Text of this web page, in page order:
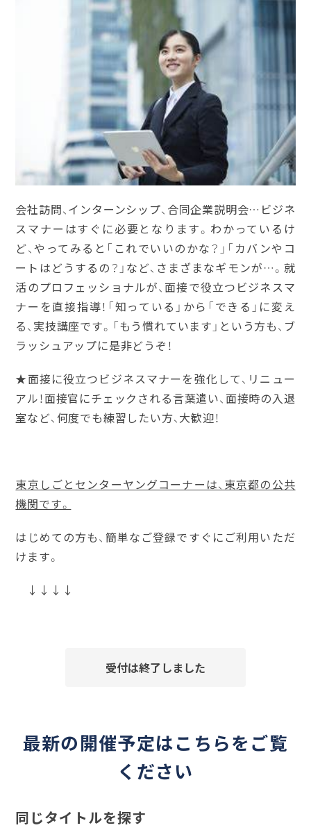
会社訪問、インターンシップ、合同企業説明会…ビジネ
スマナーはすぐに必要となります。わかっているけ
ど、やってみると「これでいいのかな？」「カバンやコ
ートはどうするの？」など、さまざまなギモンが…。就
活のプロフェッショナルが、面接で役立つビジネスマ
ナーを直接指導！「知っている」から「できる」に変え
る、実技講座です。「もう慣れています」という方も、ブ
ラッシュアップに是非どうぞ！
★面接に役立つビジネスマナーを強化して、リニュー
アル！面接官にチェックされる言葉遣い、面接時の入退
室など、何度でも練習したい方、大歓迎！
東京しごとセンターヤングコーナーは、東京都の公共
機関です。
はじめての方も、簡単なご登録ですぐにご利用いただ
けます。
↓↓↓↓
受付は終了しました
最新の開催予定はこちらをご覧
ください
同じタイトルを探す